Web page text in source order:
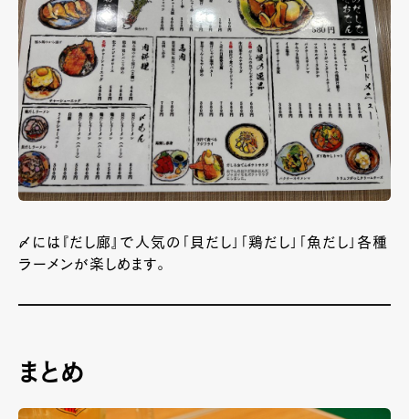
〆には『だし廊』で人気の「貝だし」「鶏だし」「魚だし」各種
ラーメンが楽しめます。
まとめ